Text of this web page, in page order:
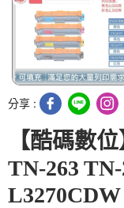
分享 :
【酷碼數
TN-263